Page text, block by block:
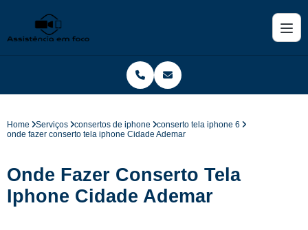
Home Serviços consertos de iphone
conserto tela iphone 6
onde fazer conserto tela iphone Cidade Ademar
Onde Fazer Conserto Tela
Iphone Cidade Ademar